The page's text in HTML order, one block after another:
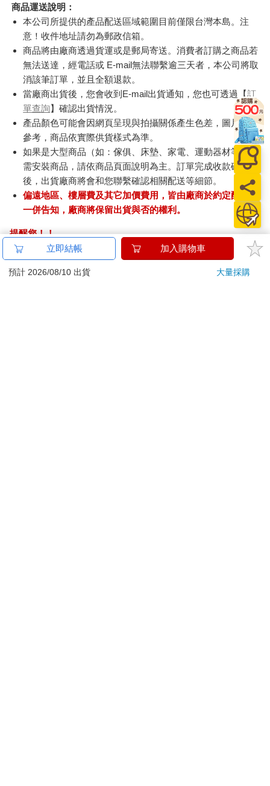
商品運送說明：
本公司所提供的產品配送區域範圍目前僅限台灣本島。注
意！收件地址請勿為郵政信箱。
商品將由廠商透過貨運或是郵局寄送。消費者訂購之商品若
無法送達，經電話或 E-mail無法聯繫逾三天者，本公司將取
消該筆訂單，並且全額退款。
當廠商出貨後，您會收到E-mail出貨通知，您也可透過【訂
單查詢】確認出貨情況。
產品顏色可能會因網頁呈現與拍攝關係產生色差，圖片僅供
參考，商品依實際供貨樣式為準。
如果是大型商品（如：傢俱、床墊、家電、運動器材等）及
需安裝商品，請依商品頁面說明為主。訂單完成收款確認
後，出貨廠商將會和您聯繫確認相關配送等細節。
偏遠地區、樓層費及其它加價費用，皆由廠商於約定配送時
一併告知，廠商將保留出貨與否的權利。
提醒您！！
金石堂及銀行均不會請您操作ATM! 如接獲電話要求您前往
ATM提款機，請不要聽從指示，以免受騙上當！
立即結帳 加入購物車
預計 2026/08/10 出貨 大量採購